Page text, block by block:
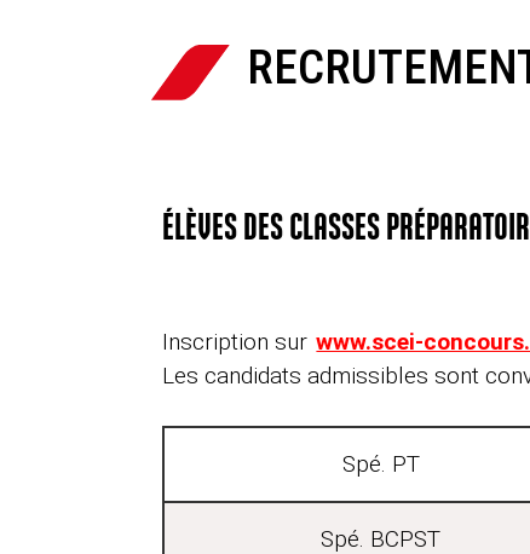

ÉLÈVES DES CLASSES
Inscription sur www.scei-
Les candidats admissibles sont
Spé. PT
Spé. BCPST